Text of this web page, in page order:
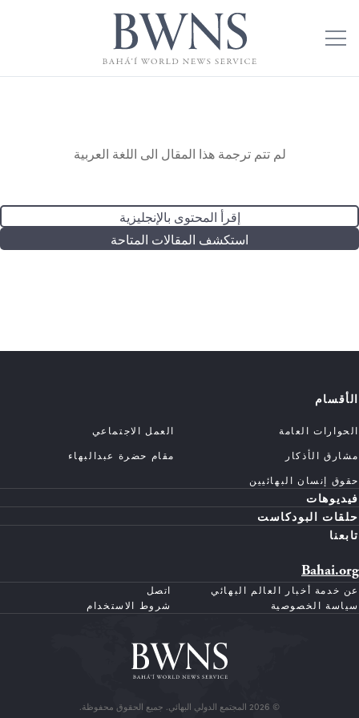
لم تتم ترجمة هذا المقال الى اللغة العربية
إقرأ المحتوى بالإنجليزية
استكشف المقالات المتاحة
الأقسام
الحوارات العامة
العمل الاجتماعي
مشارق الأذكار
مقام حضرة عبدالبهاء
حقوق إنسان البهائيين
فيديوهات
حلقات البودكاست
تابعنا
Bahai.org
عن خدمة أخبار العالم البهائي
اتصل
سياسة الخصوصية
شروط الاستخدام
© 2026 المجتمع الدولي البهائي. جميع الحقوق محفوظة.